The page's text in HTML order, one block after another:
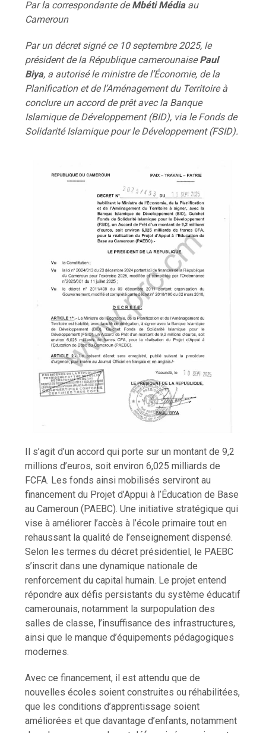
Par la correspondante deMbéti Médiaau
Cameroun
Par un décret signé ce 10 septembre 2025, le
président de la République camerounaisePaul
Biya, a autorisé le ministre de l’Économie, de la
Planification et de l’Aménagement du Territoire à
conclure un accord de prêt avec la Banque
Islamique de Développement (BID), via le Fonds de
Solidarité Islamique pour le Développement (FSID).
Il s’agit d’un accord qui porte sur un montant de 9,2
millions d’euros, soit environ 6,025 milliards de
FCFA. Les fonds ainsi mobilisés serviront au
financement du Projet d’Appui à l’Éducation de Base
au Cameroun (PAEBC). Une initiative stratégique qui
vise à améliorer l’accès à l’école primaire tout en
rehaussant la qualité de l’enseignement dispensé.
Selon les termes du décret présidentiel, le PAEBC
s’inscrit dans une dynamique nationale de
renforcement du capital humain. Le projet entend
répondre aux défis persistants du système éducatif
camerounais, notamment la surpopulation des
salles de classe, l’insuffisance des infrastructures,
ainsi que le manque d’équipements pédagogiques
modernes.
Avec ce financement, il est attendu que de
nouvelles écoles soient construites ou réhabilitées,
que les conditions d’apprentissage soient
améliorées et que davantage d’enfants, notamment